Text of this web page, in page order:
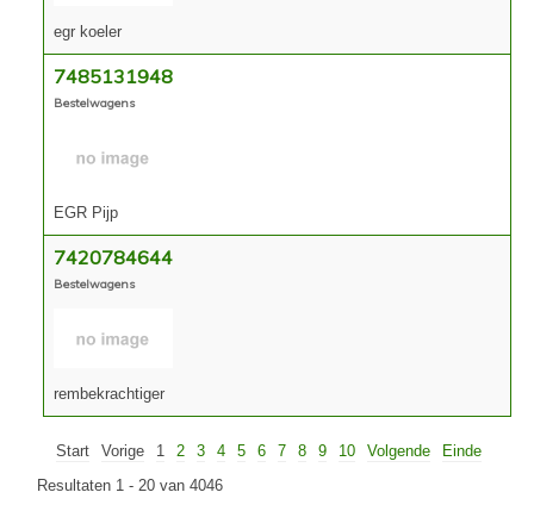
egr koeler
7485131948
Bestelwagens
EGR Pijp
7420784644
Bestelwagens
rembekrachtiger
Start Vorige 1 2 3 4 5 6 7 8 9 10 Volgende
Einde
Resultaten 1 - 20 van 4046